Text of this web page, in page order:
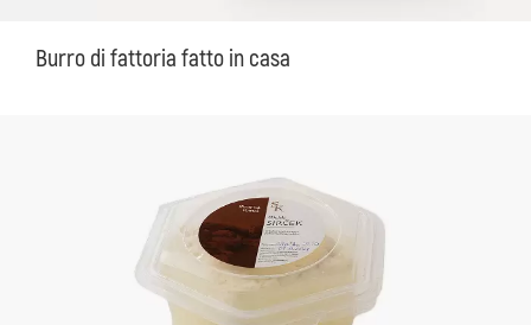
Burro di fattoria fatto in casa